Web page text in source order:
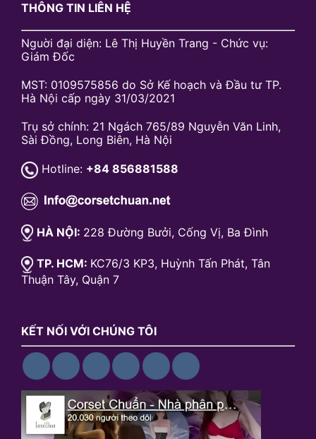
THÔNG TIN LIÊN HỆ
Nguời đại diện: Lê Thị Huyền Trang - Chức vụ:
Giám Đốc
MST: 0109575856 do Sở Kế hoạch và Đầu tư TP.
Hà Nội cấp ngày 31/03/2021
Trụ sở chính: 21 Ngách 765/89 Nguyễn Văn Linh,
Sài Đồng, Long Biên, Hà Nội
Hotline: +84 856881588
HÀ NỘI: 228 Đường Bưởi, Cống Vị, Ba Đình
TP. HCM: KC76/3 KP3, Huỳnh Tấn Phát, Tân
Thuận Tây, Quận 7
KẾT NỐI VỚI CHÚNG TÔI